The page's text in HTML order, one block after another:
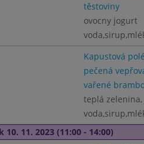
těstoviny
ovocny jogurt
Kapustová
pečená
vařené
teplá
10. 11. 2023 (11:00 - 14:00)